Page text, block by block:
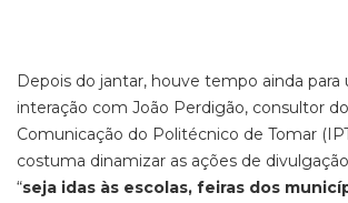
Depois do jantar, houve tempo ainda para
interação com João Perdigão, consultor
Comunicação do Politécnico de Tomar
costuma dinamizar as ações de
“seja idas às escolas, feiras dos